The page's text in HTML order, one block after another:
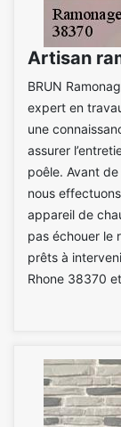
Artisan
BRUN
expert en
une
assurer
poêle. Avant
nous
appareil de
pas échouer le
prêts à
Rhone 38370